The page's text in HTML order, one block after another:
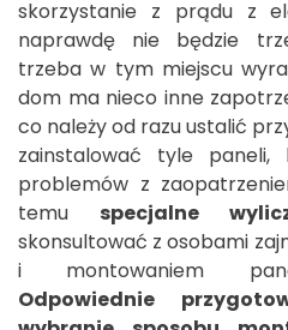
skorzystanie z prądu z
naprawdę nie będzie
trzeba w tym miejscu
dom ma nieco inne
co należy od razu ustalić
zainstalować tyle paneli,
problemów z
temu specjalne
skonsultować z osobami
i montowaniem
Odpowiednie